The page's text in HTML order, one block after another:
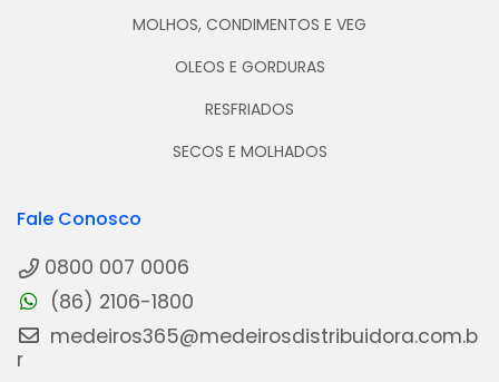
MOLHOS, CONDIMENTOS E VEG
OLEOS E GORDURAS
RESFRIADOS
SECOS E MOLHADOS
Fale Conosco
0800 007 0006
(86) 2106-1800
medeiros365@medeirosdistribuidora.com.b
r